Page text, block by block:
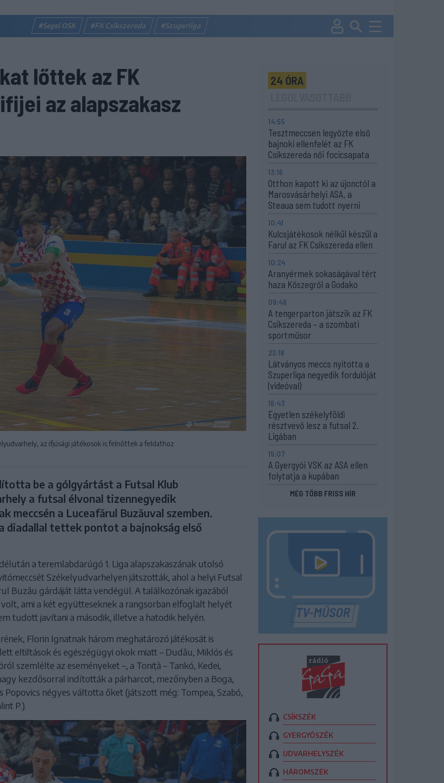
#Sepsi OSK #FK Csíkszereda #Szuperliga
lőttek az FK
az alapszakasz
az ifjúsági játékosok is felnőttek a feldathoz
be a gólgyártást a Futsal Klub
a futsal élvonal tizennegyedik
meccsén a Luceafărul Buzăuval szemben.
diadallal tettek pontot a bajnokság első
a teremlabdarúgó 1. Liga alapszakaszának utolsó
Székelyudvarhelyen játszották, ahol a helyi Futsal
Buzău gárdáját látta vendégül. A találkozónak igazából
ami a két együtteseknek a rangsorban elfoglalt helyét
tudott javítani a második, illetve a hatodik helyén.
Florin Ignatnak három meghatározó játékosát is
eltiltások és egészégügyi okok miatt – Dudău, Miklós és
szemlélte az eseményeket –, a Toniță – Tankó, Kedei,
kezdősorral indították a párharcot, mezőnyben a Boga,
Popovics négyes váltotta őket (játszott még: Tompea, Szabó,
P.).
24 ÓRA
14:55
Tesztmeccsen legyőzte első
bajnoki ellenfelét az FK
Csíkszereda női focicsapata
13:16
Otthon kapott ki az újonctól a
Marosvásárhelyi ASA, a
Steaua sem tudott nyerni
10:41
Kulcsjátékosok nélkül készül a
Farul az FK Csíkszereda ellen
10:24
Aranyérmek sokaságával tért
haza Kőszegről a Godako
09:46
A tengerparton játszik az FK
Csíkszereda – a szombati
sportműsor
23:18
Látványos meccs nyitotta a
Szuperliga negyedik fordulóját
(videóval)
16:43
Egyetlen székelyföldi
résztvevő lesz a futsal 2.
Ligában
15:07
A Gyergyói VSK az ASA ellen
folytatja a kupában
MÉG TÖBB FRISS HÍR
CSÍKSZÉK
GYERGYÓSZÉK
UDVARHELYSZÉK
HÁROMSZÉK